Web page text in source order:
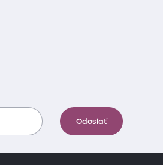
Odoslať